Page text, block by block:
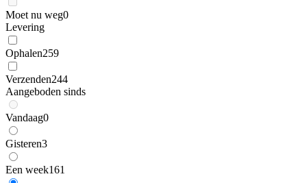
Moet nu weg0
Levering
Ophalen259
Verzenden244
Aangeboden sinds
Vandaag0
Gisteren3
Een week161